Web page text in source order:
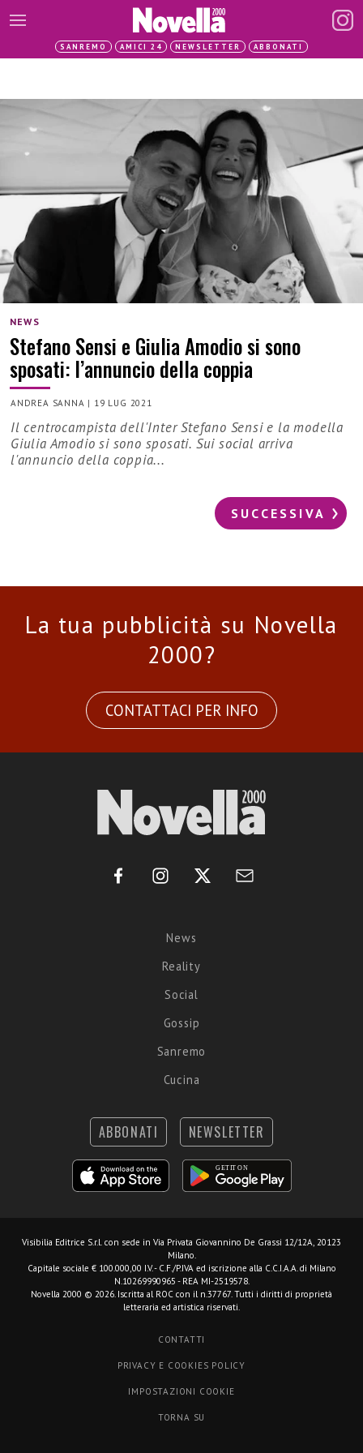
SANREMO AMICI 24 NEWSLETTER ABBONATI
NEWS
Stefano Sensi e Giulia Amodio si sono
sposati: l’annuncio della coppia
ANDREA SANNA | 19 LUG 2021
Il centrocampista dell'Inter Stefano Sensi e la modella
Giulia Amodio si sono sposati. Sui social arriva
l'annuncio della coppia...
SUCCESSIVA
La tua pubblicità su Novella
2000?
CONTATTACI PER INFO
News
Reality
Social
Gossip
Sanremo
Cucina
ABBONATI NEWSLETTER
Visibilia Editrice S.r.l. con sede in Via Privata Giovannino De Grassi 12/12A, 20123
Milano.
Capitale sociale € 100.000,00 I.V. - C.F./P.IVA ed iscrizione alla C.C.I.A.A. di Milano
N.10269990965 - REA MI-2519578.
Novella 2000 © 2026. Iscritta al ROC con il n.37767. Tutti i diritti di proprietà
letteraria ed artistica riservati.
CONTATTI
PRIVACY E COOKIES POLICY
IMPOSTAZIONI COOKIE
TORNA SU